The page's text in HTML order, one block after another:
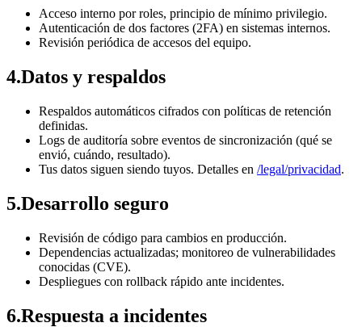
Acceso interno por roles, principio de mínimo privilegio.
Autenticación de dos factores (2FA) en sistemas internos.
Revisión periódica de accesos del equipo.
4.Datos y respaldos
Respaldos automáticos cifrados con políticas de retención
definidas.
Logs de auditoría sobre eventos de sincronización (qué se
envió, cuándo, resultado).
Tus datos siguen siendo tuyos. Detalles en /legal/privacidad.
5.Desarrollo seguro
Revisión de código para cambios en producción.
Dependencias actualizadas; monitoreo de vulnerabilidades
conocidas (CVE).
Despliegues con rollback rápido ante incidentes.
6.Respuesta a incidentes